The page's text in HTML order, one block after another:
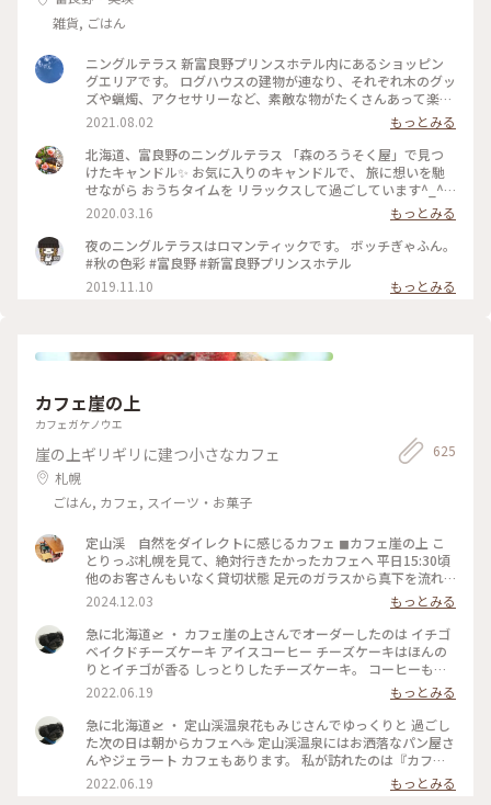
雑貨, ごはん
ニングルテラス 新富良野プリンスホテル内にあるショッピン
グエリアです。 ログハウスの建物が連なり、それぞれ木のグッ
ズや蝋燭、アクセサリーなど、素敵な物がたくさんあって楽し
いです♪ #ニングルテラス #新富良野プリンスホテル #富良野
#北海道
2021.08.02
もっとみる
北海道、富良野のニングルテラス 「森のろうそく屋」で見つ
けたキャンドル✨ お気に入りのキャンドルで、 旅に想いを馳
せながら おうちタイムを リラックスして過ごしています^_^ #
北海道 #富良野 #ニングルテラス #森のろうそく屋 #キャンド
ル #メルヘン #旅の思い出 #憧れの地
2020.03.16
もっとみる
夜のニングルテラスはロマンティックです。 ボッチぎゃふん。
#秋の色彩 #富良野 #新富良野プリンスホテル
2019.11.10
もっとみる
カフェ崖の上
カフェガケノウエ
崖の上ギリギリに建つ小さなカフェ
札幌
ごはん, カフェ, スイーツ・お菓子
625
定山渓 自然をダイレクトに感じるカフェ ◼︎カフェ崖の上 こ
とりっぷ札幌を見て、絶対行きたかったカフェへ 平日15:30頃
他のお客さんもいなく貸切状態 足元のガラスから真下を流れ
る清流が眺められる席を選び、川のせせらぎと(実際は前日の
雨のせいか結構激しい流れ)静かな店内に流れる音楽に癒し𓅨
リスとか会いたかった🐿️💕 コーヒーもケーキも美味しくっ
て、また色んな季節も感じたい素敵なお店でした！ #ベストト
リップ2024 #北海道 #札幌 #定山渓
2024.12.03
もっとみる
急に北海道🛫 ・ カフェ崖の上さんでオーダーしたのは イチゴ
ベイクドチーズケーキ アイスコーヒー チーズケーキはほんの
りとイチゴが香る しっとりしたチーズケーキ。 コーヒーもス
ッキリとした軽いコーヒーで 朝にはピッタリでした☺️ ・ #ア
ートみたいな景色 #Myことりっぷ #カフェ崖の上 #定山渓 #定
山渓温泉
2022.06.19
もっとみる
急に北海道🛫 ・ 定山渓温泉花もみじさんでゆっくりと 過ごし
た次の日は朝からカフェへ☕ 定山渓温泉にはお洒落なパン屋さ
んやジェラート カフェもあります。 私が訪れたのは『カフェ
崖の上』さん。 本当に崖の上に建ってまーす！ちょっと怖
い。 店内は静かなボサノヴァが流れ、コーヒーの 良い香りが
2022.06.19 もっとみる